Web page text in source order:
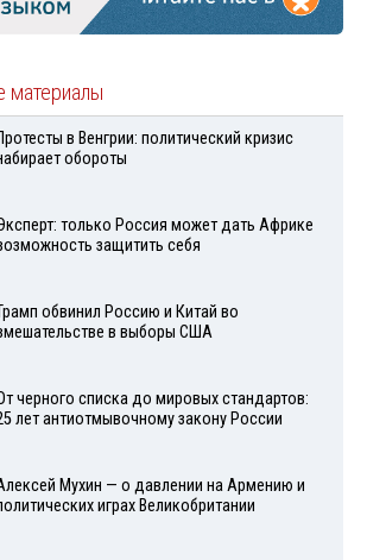
в Венгрии: политический кризис
обороты
только Россия может дать Африке
защитить себя
обвинил Россию и Китай во
в выборы США
черного списка до мировых стандартов:
лет антиотмывочному закону России
Мухин — о давлении на Армению и
играх Великобритании